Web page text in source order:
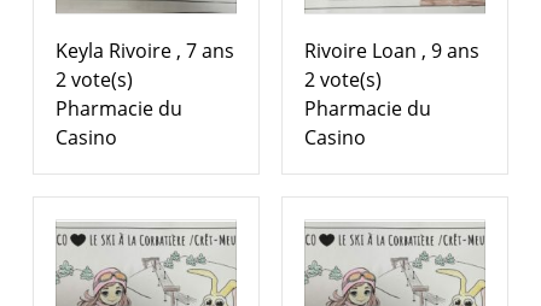
Keyla Rivoire , 7 ans
2 vote(s)
Pharmacie du
Casino
Rivoire Loan , 9 ans
2 vote(s)
Pharmacie du
Casino